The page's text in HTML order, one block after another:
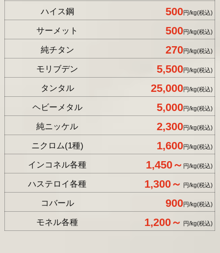
ハイス鋼 500円/kg(税込)
サーメット 500円/kg(税込)
純チタン 270円/kg(税込)
モリブデン 5,500円/kg(税込)
タンタル 25,000円/kg(税込)
ヘビーメタル 5,000円/kg(税込)
純ニッケル 2,300円/kg(税込)
ニクロム(1種) 1,600円/kg(税込)
インコネル各種 1,450～ 円/kg(税込)
ハステロイ各種 1,300～ 円/kg(税込)
コバール 900円/kg(税込)
モネル各種 1,200～ 円/kg(税込)